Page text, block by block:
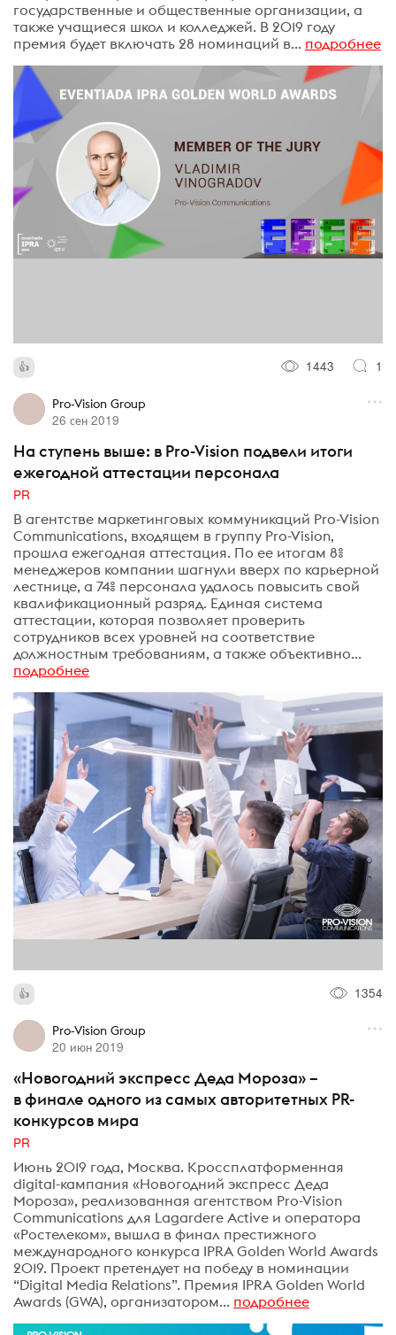
государственные и общественные организации, а
также учащиеся школ и колледжей. В 2019 году
премия будет включать 28 номинаций в... подробнее
1443 1
Pro-Vision Group
26 сен 2019
На ступень выше: в Pro-Vision подвели итоги
ежегодной аттестации персонала
PR
В агентстве маркетинговых коммуникаций Pro-Vision
Communications, входящем в группу Pro-Vision,
прошла ежегодная аттестация. По ее итогам 8%
менеджеров компании шагнули вверх по карьерной
лестнице, а 74% персонала удалось повысить свой
квалификационный разряд. Единая система
аттестации, которая позволяет проверить
сотрудников всех уровней на соответствие
должностным требованиям, а также объективно...
подробнее
1354
Pro-Vision Group
20 июн 2019
«Новогодний экспресс Деда Мороза» –
в финале одного из самых авторитетных PR-
конкурсов мира
PR
Июнь 2019 года, Москва. Кроссплатформенная
digital-кампания «Новогодний экспресс Деда
Мороза», реализованная агентством Pro-Vision
Communications для Lagardere Active и оператора
«Ростелеком», вышла в финал престижного
международного конкурса IPRA Golden World Awards
2019. Проект претендует на победу в номинации
“Digital Media Relations”. Премия IPRA Golden World
Awards (GWA), организатором... подробнее